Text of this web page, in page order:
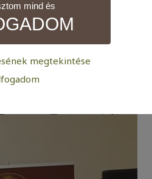
mind és
elemzésével tudjuk
tenni, hogy a lehető
élményt nyújtsuk kedves
statisztikai adatokat a
megtekintése